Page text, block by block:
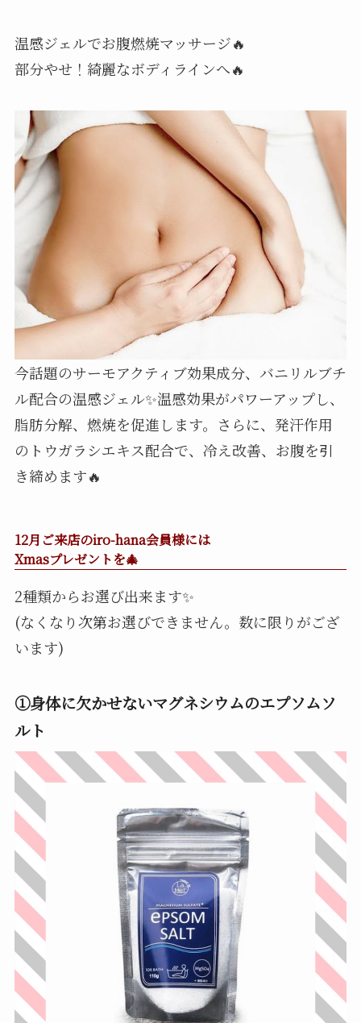
温感ジェルでお腹燃焼マッサージ🔥
部分やせ！綺麗なボディラインへ🔥
今話題のサーモアクティブ効果成分、バニリルブチ
ル配合の温感ジェル✨温感効果がパワーアップし、
脂肪分解、燃焼を促進します。さらに、発汗作用
のトウガラシエキス配合で、 冷え改善、お腹を引
き締めます🔥
12月ご来店のiro-hana会員様には
Xmasプレゼントを🎄
2種類からお選び出来ます✨
(なくなり次第お選びできません。数に限りがござ
います)
①身体に欠かせないマグネシウムのエプソムソ
ルト